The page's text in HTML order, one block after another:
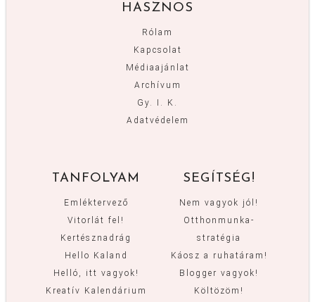
HASZNOS
Rólam
Kapcsolat
Médiaajánlat
Archívum
Gy. I. K.
Adatvédelem
TANFOLYAM
Emléktervező
Vitorlát fel!
Kertésznadrág
Hello Kaland
Helló, itt vagyok!
Kreatív Kalendárium
SEGÍTSÉG!
Nem vagyok jól!
Otthonmunka-
stratégia
Káosz a ruhatáram!
Blogger vagyok!
Költözöm!